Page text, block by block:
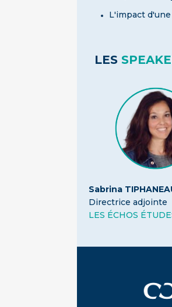
L'impact d'une
LES
Sabrina
Directrice adjointe
LES ÉCHOS